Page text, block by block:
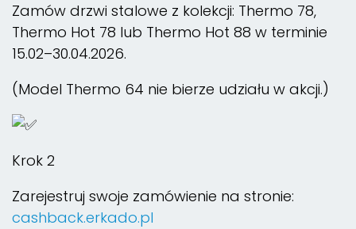
Zamów drzwi stalowe z kolekcji: Thermo 78,
Thermo Hot 78 lub Thermo Hot 88 w terminie
15.02–30.04.2026.
(Model Thermo 64 nie bierze udziału w akcji.)
Krok 2
Zarejestruj swoje zamówienie na stronie:
cashback.erkado.pl